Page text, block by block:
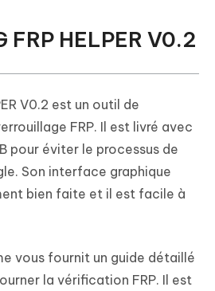
FRP HELPER V0.2
V0.2 est un outil de
FRP. Il est livré avec
pour éviter le processus de
Son interface graphique
bien faite et il est facile à
vous fournit un guide détaillé
la vérification FRP. Il est